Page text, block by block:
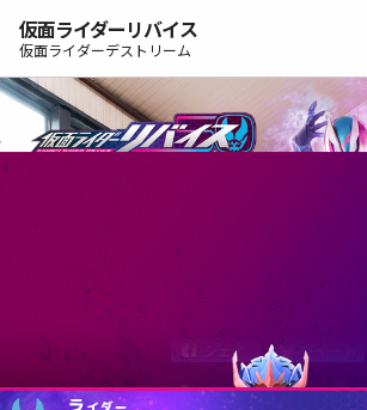
仮面ライダーリバイス
仮面ライダーデストリーム